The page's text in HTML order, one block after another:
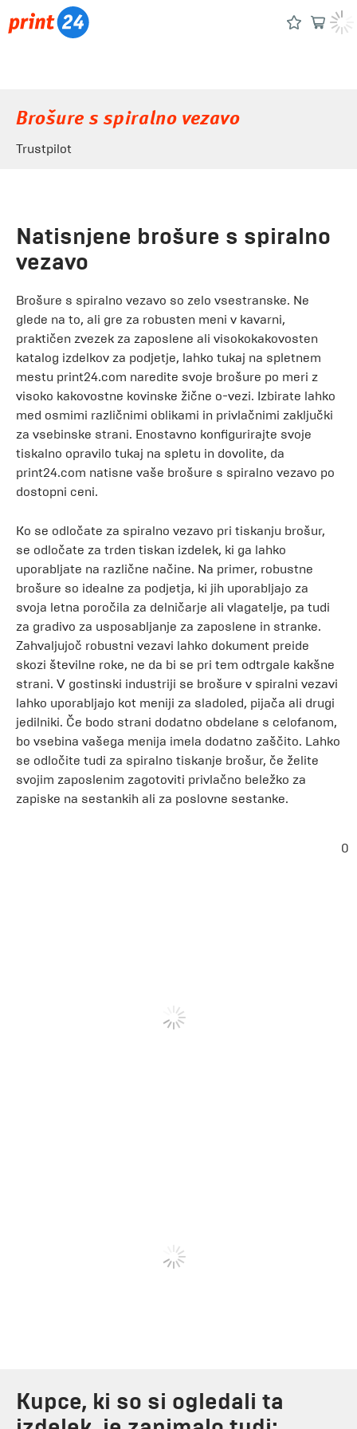
Brošure s spiralno vezavo
Trustpilot
Natisnjene brošure s spiralno
vezavo
Brošure s spiralno vezavo so zelo vsestranske. Ne
glede na to, ali gre za robusten meni v kavarni,
praktičen zvezek za zaposlene ali visokokakovosten
katalog izdelkov za podjetje, lahko tukaj na spletnem
mestu print24.com naredite svoje brošure po meri z
visoko kakovostne kovinske žične o-vezi. Izbirate lahko
med osmimi različnimi oblikami in privlačnimi zaključki
za vsebinske strani. Enostavno konfigurirajte svoje
tiskalno opravilo tukaj na spletu in dovolite, da
print24.com natisne vaše brošure s spiralno vezavo po
dostopni ceni.
Ko se odločate za spiralno vezavo pri tiskanju brošur,
se odločate za trden tiskan izdelek, ki ga lahko
uporabljate na različne načine. Na primer, robustne
brošure so idealne za podjetja, ki jih uporabljajo za
svoja letna poročila za delničarje ali vlagatelje, pa tudi
za gradivo za usposabljanje za zaposlene in stranke.
Zahvaljujoč robustni vezavi lahko dokument preide
skozi številne roke, ne da bi se pri tem odtrgale kakšne
strani. V gostinski industriji se brošure v spiralni vezavi
lahko uporabljajo kot meniji za sladoled, pijača ali drugi
jedilniki. Če bodo strani dodatno obdelane s celofanom,
bo vsebina vašega menija imela dodatno zaščito. Lahko
se odločite tudi za spiralno tiskanje brošur, če želite
svojim zaposlenim zagotoviti privlačno beležko za
zapiske na sestankih ali za poslovne sestanke.
0
Kupce, ki so si ogledali ta